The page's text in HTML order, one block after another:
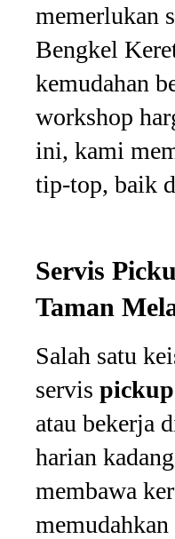
memerlukan
Bengkel
kemudahan
workshop
ini, kami
tip-top, baik
Servis
Taman
Salah satu
servis
atau bekerja
harian
membawa